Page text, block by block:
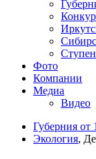
Фото
Компании
Медиа
Видео
Губерния от
Экология,